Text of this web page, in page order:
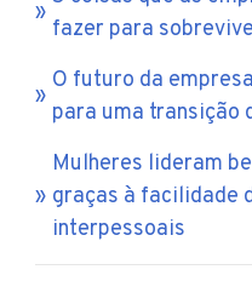
fazer para
O futuro da
para uma transição
Mulheres lideram
graças à facilidade
interpessoais